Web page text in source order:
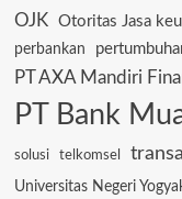
OJK Otoritas Jasa
perbankan
PT AXA Mandiri
PT Bank
solusi telkomsel
Universitas Negeri